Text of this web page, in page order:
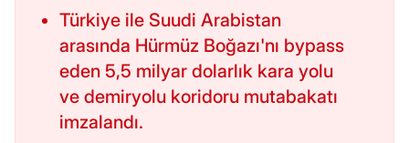
Türkiye ile Suudi Arabistan
arasında Hürmüz Boğazı'nı bypass
eden 5,5 milyar dolarlık kara yolu
ve demiryolu koridoru mutabakatı
imzalandı.